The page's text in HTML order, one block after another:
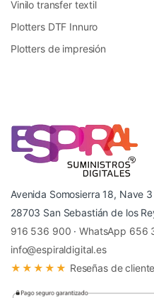
Vinilo transfer textil
Plotters DTF Innuro
Plotters de impresión
Avenida Somosierra 18, Nave 3
28703 San Sebastián de los
916 536 900 ·WhatsApp 656
info@espiraldigital.es
★★★★★ Reseñas de